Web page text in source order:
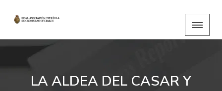
LA ALDEA DEL CASAR Y